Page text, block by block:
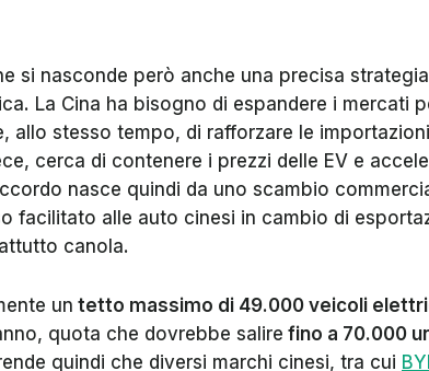
si nasconde però anche una precisa strategia
La Cina ha bisogno di espandere i mercati
allo stesso tempo, di rafforzare le importazioni
cerca di contenere i prezzi delle EV e
nasce quindi da uno scambio
facilitato alle auto cinesi in cambio di
canola.
un tetto massimo di 49.000 veicoli
quota che dovrebbe salire fino a 70.000
quindi che diversi marchi cinesi, tra cui